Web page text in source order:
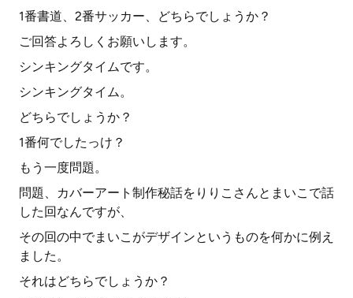
1番書道、2番サッカー、どちらでしょうか？
ご回答よろしくお願いします。
シンキングタイムです。
シンキングタイム。
どちらでしょうか？
1番何でしたっけ？
もう一度問題。
問題、カバーアート制作秘話をりりこさんとまいこで話
した回なんですが、
その回の中でまいこがデザインというものを何かに例え
ました。
それはどちらでしょうか？